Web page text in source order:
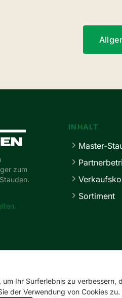
zum
INHALT
Master-
Sortiment
Ihr Surferlebnis zu
der Verwendung von Cookies zu.